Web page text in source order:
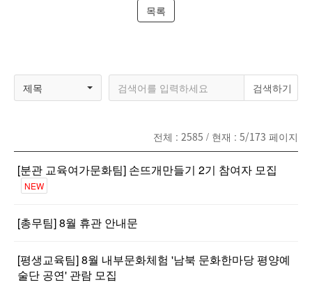
목록
제목
전체 : 2585 / 현재 : 5/173 페이지
[분관 교육여가문화팀] 손뜨개만들기 2기 참여자 모집
NEW
[총무팀] 8월 휴관 안내문
[평생교육팀] 8월 내부문화체험 '남북 문화한마당 평양예
술단 공연' 관람 모집